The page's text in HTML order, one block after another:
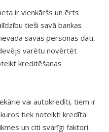
ir vienkāršs un ērts
tieši savā bankas
savas personas dati,
varētu novērtēt
kreditēšanas
vai autokredīti, tiem ir
tiek noteikti kredīta
un citi svarīgi faktori.